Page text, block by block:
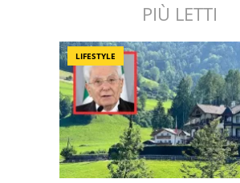
PIÙ LETTI
LIFESTYLE